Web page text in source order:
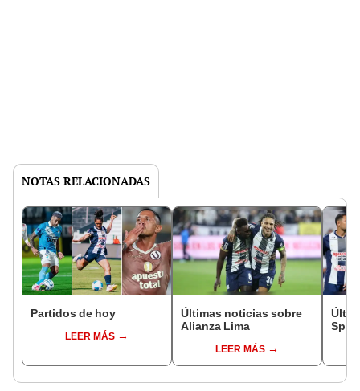
NOTAS RELACIONADAS
Partidos de hoy
LEER MÁS
Últimas noticias sobre
Alianza Lima
LEER MÁS